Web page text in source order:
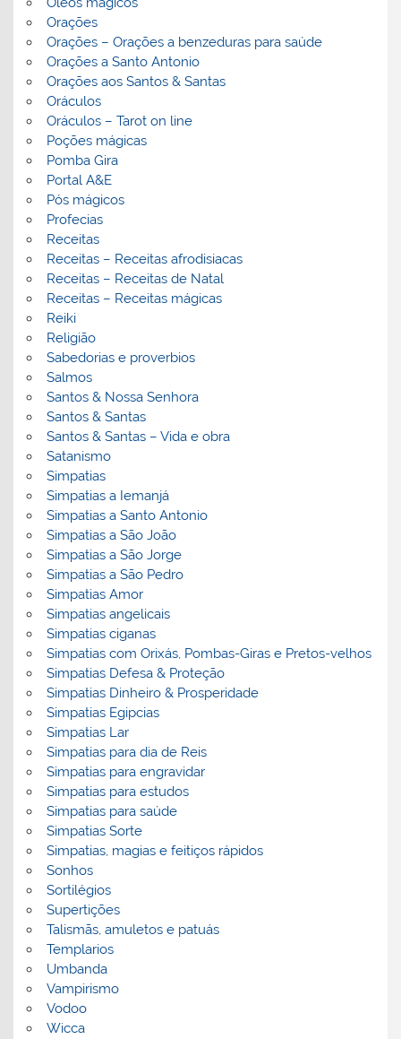
Orações
Orações – Orações a benzeduras para saúde
Orações a Santo Antonio
Orações aos Santos & Santas
Oráculos
Oráculos – Tarot on line
Poções mágicas
Pomba Gira
Portal A&E
Pós mágicos
Profecias
Receitas
Receitas – Receitas afrodisiacas
Receitas – Receitas de Natal
Receitas – Receitas mágicas
Reiki
Religião
Sabedorias e proverbios
Salmos
Santos & Nossa Senhora
Santos & Santas
Santos & Santas – Vida e obra
Satanismo
Simpatias
Simpatias a Iemanjá
Simpatias a Santo Antonio
Simpatias a São João
Simpatias a São Jorge
Simpatias a São Pedro
Simpatias Amor
Simpatias angelicais
Simpatias ciganas
Simpatias com Orixás, Pombas-Giras e Pretos-velhos
Simpatias Defesa & Proteção
Simpatias Dinheiro & Prosperidade
Simpatias Egipcias
Simpatias Lar
Simpatias para dia de Reis
Simpatias para engravidar
Simpatias para estudos
Simpatias para saúde
Simpatias Sorte
Simpatias, magias e feitiços rápidos
Sonhos
Sortilégios
Supertições
Talismãs, amuletos e patuás
Templarios
Umbanda
Vampirismo
Vodoo
Wicca